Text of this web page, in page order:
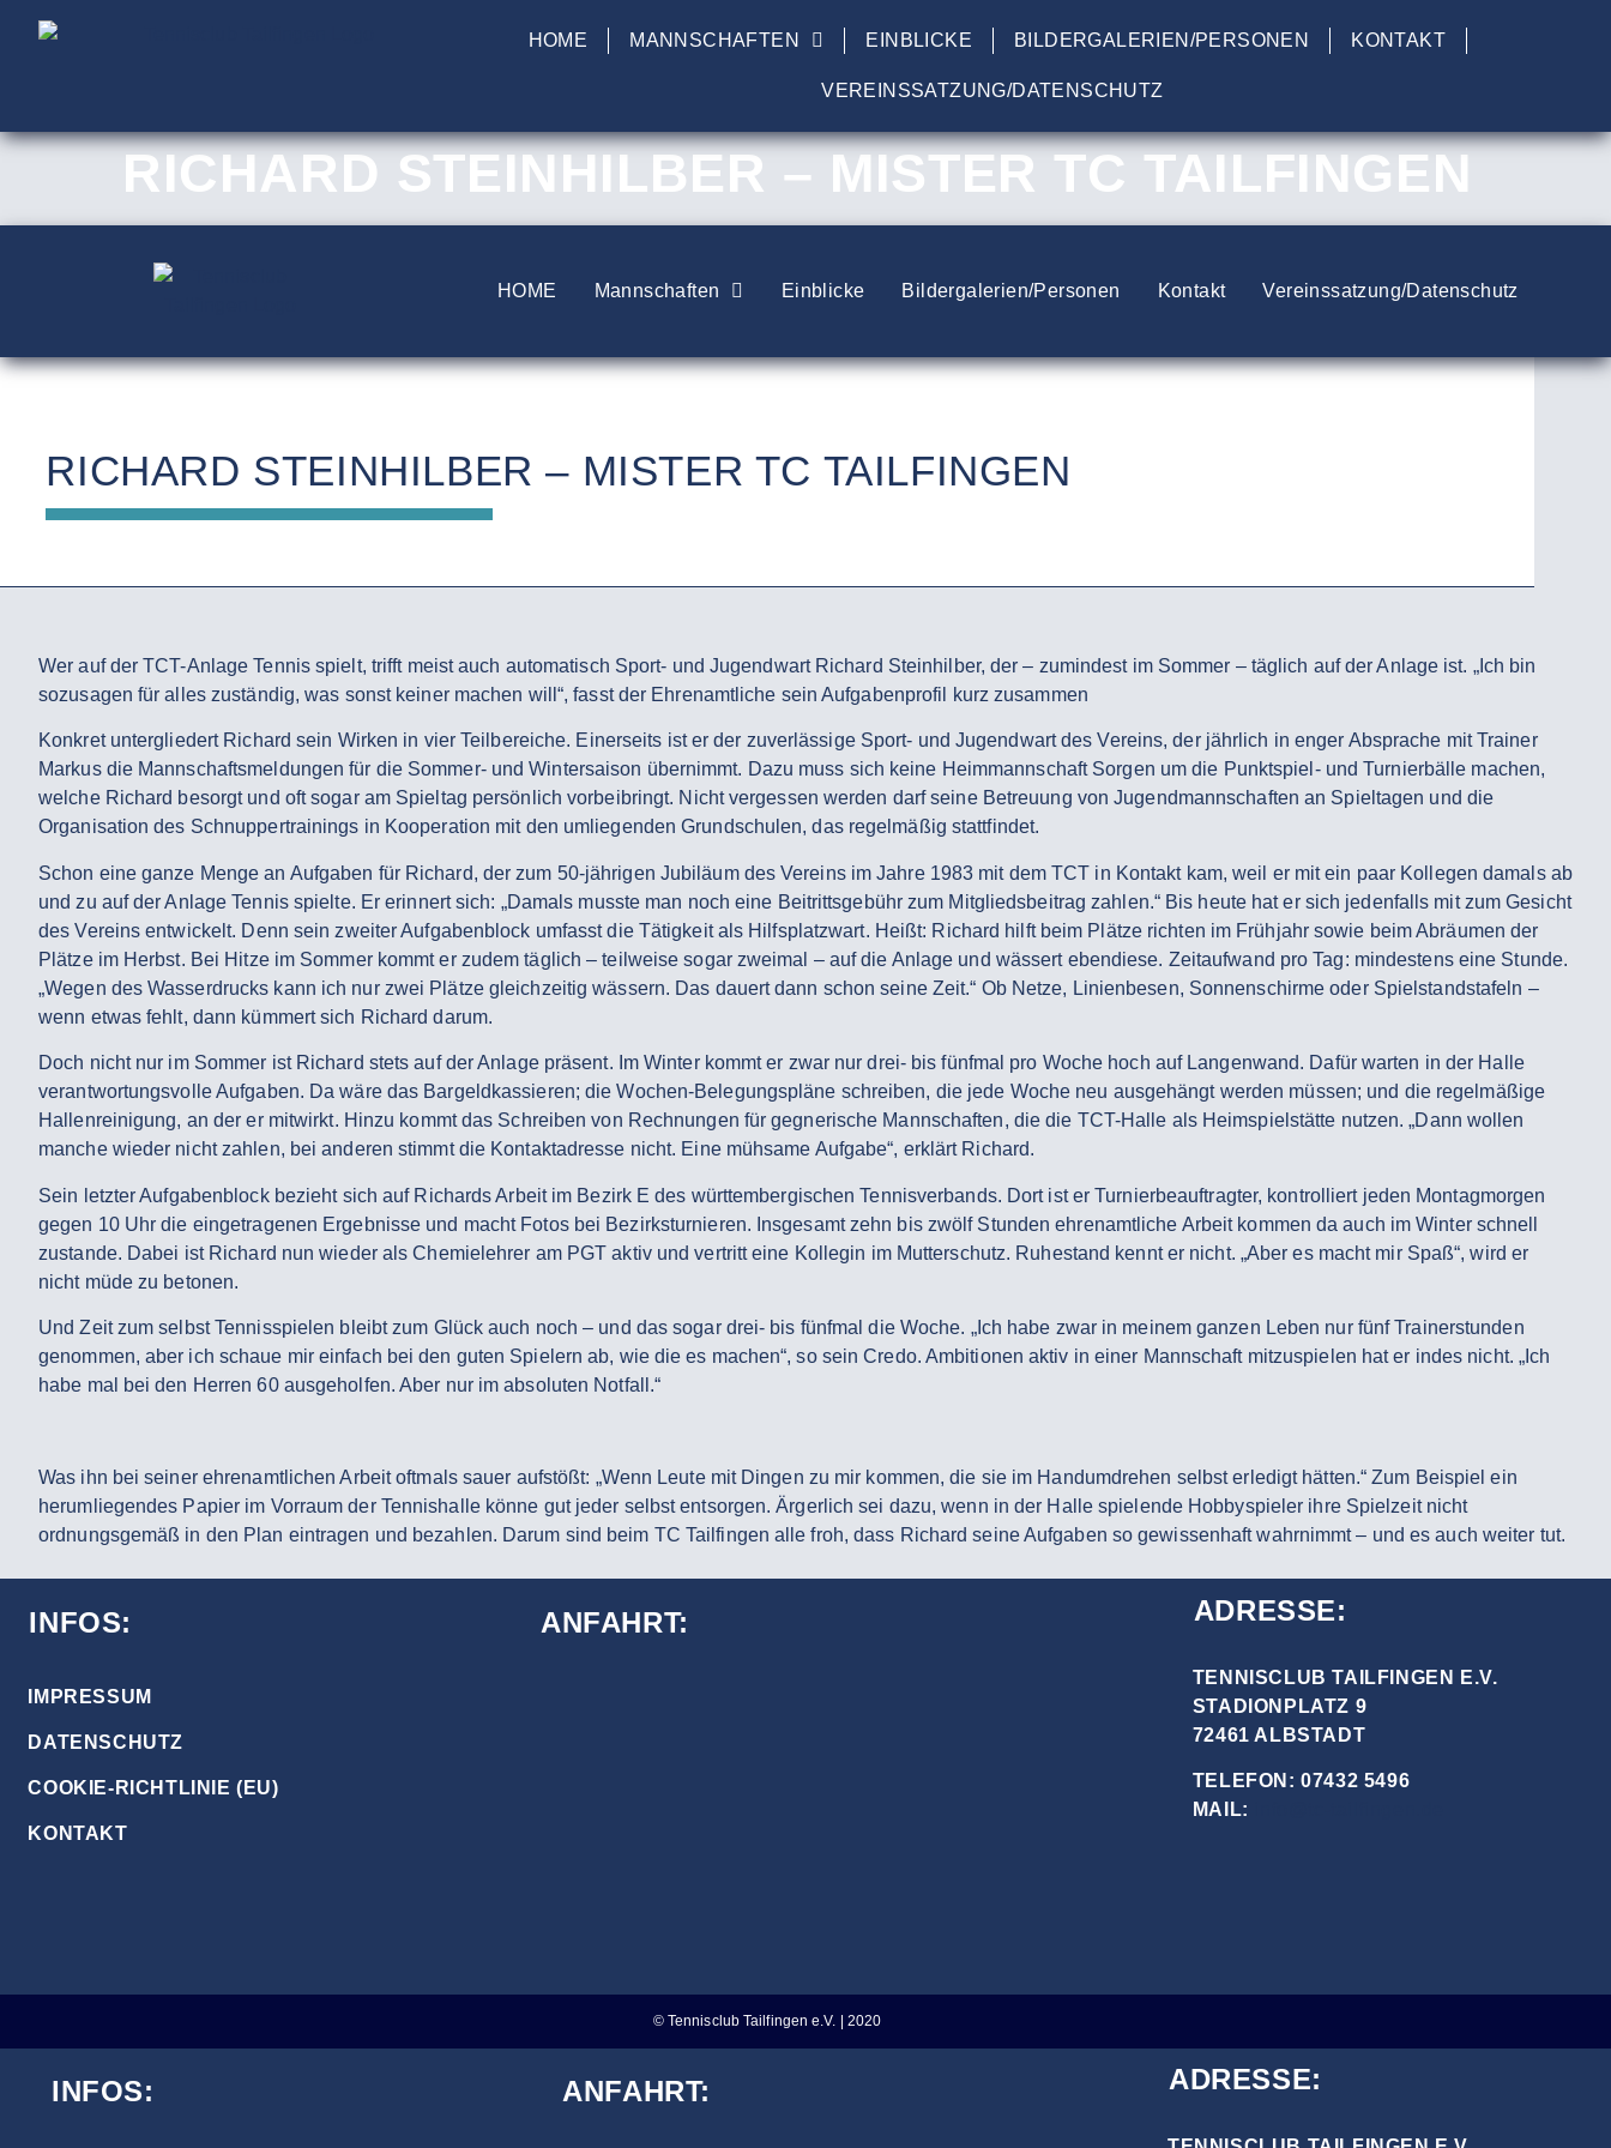
HOME MANNSCHAFTEN EINBLICKE BILDERGALERIEN/PERSONEN KONTAKT
VEREINSSATZUNG/DATENSCHUTZ
RICHARD STEINHILBER – MISTER TC TAILFINGEN
HOME Mannschaften Einblicke Bildergalerien/Personen Kontakt Vereinssatzung/Datenschutz
RICHARD STEINHILBER – MISTER TC TAILFINGEN
Wer auf der TCT-Anlage Tennis spielt, trifft meist auch automatisch Sport- und Jugendwart Richard Steinhilber, der – zumindest im Sommer – täglich auf der Anlage ist. „Ich bin
sozusagen für alles zuständig, was sonst keiner machen will“, fasst der Ehrenamtliche sein Aufgabenprofil kurz zusammen
Konkret untergliedert Richard sein Wirken in vier Teilbereiche. Einerseits ist er der zuverlässige Sport- und Jugendwart des Vereins, der jährlich in enger Absprache mit Trainer
Markus die Mannschaftsmeldungen für die Sommer- und Wintersaison übernimmt. Dazu muss sich keine Heimmannschaft Sorgen um die Punktspiel- und Turnierbälle machen,
welche Richard besorgt und oft sogar am Spieltag persönlich vorbeibringt. Nicht vergessen werden darf seine Betreuung von Jugendmannschaften an Spieltagen und die
Organisation des Schnuppertrainings in Kooperation mit den umliegenden Grundschulen, das regelmäßig stattfindet.
Schon eine ganze Menge an Aufgaben für Richard, der zum 50-jährigen Jubiläum des Vereins im Jahre 1983 mit dem TCT in Kontakt kam, weil er mit ein paar Kollegen damals ab
und zu auf der Anlage Tennis spielte. Er erinnert sich: „Damals musste man noch eine Beitrittsgebühr zum Mitgliedsbeitrag zahlen.“ Bis heute hat er sich jedenfalls mit zum Gesicht
des Vereins entwickelt. Denn sein zweiter Aufgabenblock umfasst die Tätigkeit als Hilfsplatzwart. Heißt: Richard hilft beim Plätze richten im Frühjahr sowie beim Abräumen der
Plätze im Herbst. Bei Hitze im Sommer kommt er zudem täglich – teilweise sogar zweimal – auf die Anlage und wässert ebendiese. Zeitaufwand pro Tag: mindestens eine Stunde.
„Wegen des Wasserdrucks kann ich nur zwei Plätze gleichzeitig wässern. Das dauert dann schon seine Zeit.“ Ob Netze, Linienbesen, Sonnenschirme oder Spielstandstafeln –
wenn etwas fehlt, dann kümmert sich Richard darum.
Doch nicht nur im Sommer ist Richard stets auf der Anlage präsent. Im Winter kommt er zwar nur drei- bis fünfmal pro Woche hoch auf Langenwand. Dafür warten in der Halle
verantwortungsvolle Aufgaben. Da wäre das Bargeldkassieren; die Wochen-Belegungspläne schreiben, die jede Woche neu ausgehängt werden müssen; und die regelmäßige
Hallenreinigung, an der er mitwirkt. Hinzu kommt das Schreiben von Rechnungen für gegnerische Mannschaften, die die TCT-Halle als Heimspielstätte nutzen. „Dann wollen
manche wieder nicht zahlen, bei anderen stimmt die Kontaktadresse nicht. Eine mühsame Aufgabe“, erklärt Richard.
Sein letzter Aufgabenblock bezieht sich auf Richards Arbeit im Bezirk E des württembergischen Tennisverbands. Dort ist er Turnierbeauftragter, kontrolliert jeden Montagmorgen
gegen 10 Uhr die eingetragenen Ergebnisse und macht Fotos bei Bezirksturnieren. Insgesamt zehn bis zwölf Stunden ehrenamtliche Arbeit kommen da auch im Winter schnell
zustande. Dabei ist Richard nun wieder als Chemielehrer am PGT aktiv und vertritt eine Kollegin im Mutterschutz. Ruhestand kennt er nicht. „Aber es macht mir Spaß“, wird er
nicht müde zu betonen.
Und Zeit zum selbst Tennisspielen bleibt zum Glück auch noch – und das sogar drei- bis fünfmal die Woche. „Ich habe zwar in meinem ganzen Leben nur fünf Trainerstunden
genommen, aber ich schaue mir einfach bei den guten Spielern ab, wie die es machen“, so sein Credo. Ambitionen aktiv in einer Mannschaft mitzuspielen hat er indes nicht. „Ich
habe mal bei den Herren 60 ausgeholfen. Aber nur im absoluten Notfall.“
Was ihn bei seiner ehrenamtlichen Arbeit oftmals sauer aufstößt: „Wenn Leute mit Dingen zu mir kommen, die sie im Handumdrehen selbst erledigt hätten.“ Zum Beispiel ein
herumliegendes Papier im Vorraum der Tennishalle könne gut jeder selbst entsorgen. Ärgerlich sei dazu, wenn in der Halle spielende Hobbyspieler ihre Spielzeit nicht
ordnungsgemäß in den Plan eintragen und bezahlen. Darum sind beim TC Tailfingen alle froh, dass Richard seine Aufgaben so gewissenhaft wahrnimmt – und es auch weiter tut.
INFOS:
IMPRESSUM
DATENSCHUTZ
COOKIE-RICHTLINIE (EU)
KONTAKT
ANFAHRT: ADRESSE:
TENNISCLUB TAILFINGEN E.V.
STADIONPLATZ 9
72461 ALBSTADT
TELEFON: 07432 5496
MAIL:
© Tennisclub Tailfingen e.V. | 2020
INFOS: ANFAHRT: ADRESSE: